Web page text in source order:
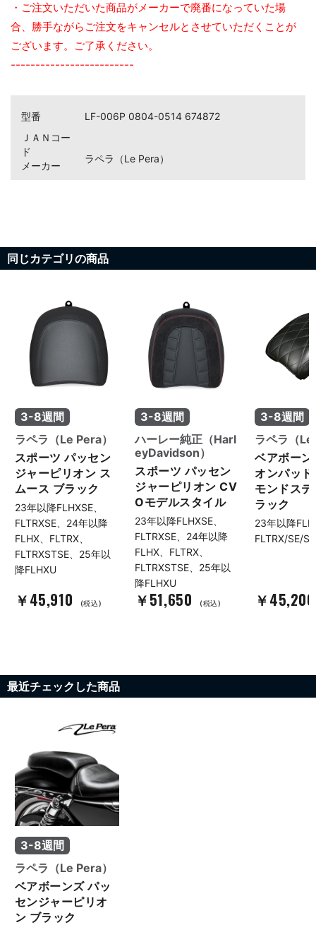
・ご注文いただいた商品がメーカーで廃番になっていた場
合、勝手ながらご注文をキャンセルとさせていただくことが
ございます。ご了承ください。
-------------------------
型番
LF-006P 0804-0514 674872
ＪＡＮコー
ド
メーカー
ラペラ（Le Pera）
同じカテゴリの商品
3-8週間
ラペラ（Le Pera）
スポーツ パッセン
ジャーピリオン ス
ムース ブラック
23年以降FLHXSE、
FLTRXSE、24年以降
FLHX、FLTRX、
FLTRXSTSE、25年以
降FLHXU
￥45,910 (税込)
3-8週間
ハーレー純正（Harl
eyDavidson）
スポーツ パッセン
ジャーピリオン CV
Oモデルスタイル
23年以降FLHXSE、
FLTRXSE、24年以降
FLHX、FLTRX、
FLTRXSTSE、25年以
降FLHXU
￥51,650 (税込)
3-8週間
ラペラ（
ベアボー
オンパッ
モンドス
ラック
23年以降
FLTRX/SE/
￥
最近チェックした商品
3-8週間
ラペラ（Le Pera）
ベアボーンズ パッ
センジャーピリオ
ン ブラック